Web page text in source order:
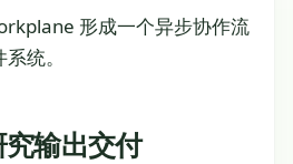
形成一个异步协作流
统。
输出交付